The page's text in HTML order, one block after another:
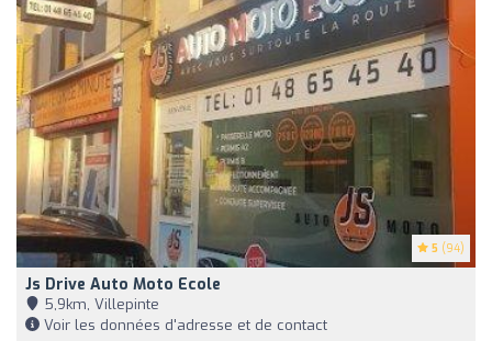
5 (94)
Js Drive Auto Moto Ecole
5,9km, Villepinte
Voir les données d'adresse et de contact